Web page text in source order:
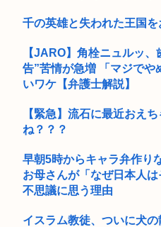
初音ミクのフィギュア欲しく
令和の関西援交、トー横シリ
動...
ブランドいちご「いちごさん」
Steamユーザー、ビデメモ
る...
千の英雄と失われた王国
【JARO】角栓ニュルッ
告”苦情が急増 「マジでや
いワケ【弁護士解説】
【緊急】流石に最近おえ
ね？？？
早朝5時からキャラ弁作り
お母さんが「なぜ日本人
不思議に思う理由
イスラム教徒、ついに犬